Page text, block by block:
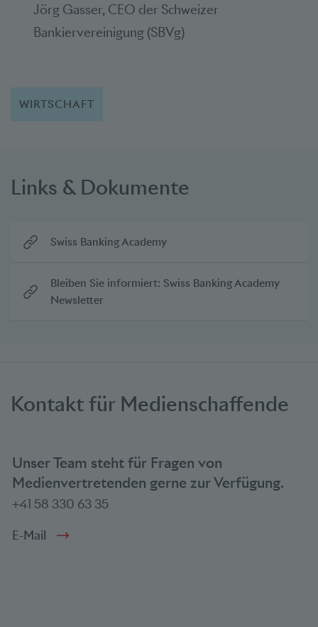
Jörg Gasser, CEO der Schweizer
Bankiervereinigung (SBVg)
WIRTSCHAFT
Links & Dokumente
Swiss Banking Academy
Bleiben Sie informiert: Swiss Banking Academy
Newsletter
Kontakt für Medienschaffende
Unser Team steht für Fragen von
Medienvertretenden gerne zur Verfügung.
+41 58 330 63 35
E-Mail